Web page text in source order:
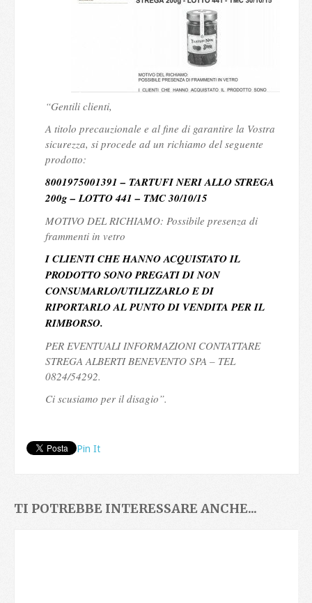
“Gentili clienti,
A titolo precauzionale e al fine di garantire la Vostra
sicurezza, si procede ad un richiamo del seguente
prodotto:
8001975001391 – TARTUFI NERI ALLO STREGA
200g – LOTTO 441 – TMC 30/10/15
MOTIVO DEL RICHIAMO: Possibile presenza di
frammenti in vetro
I CLIENTI CHE HANNO ACQUISTATO IL
PRODOTTO SONO PREGATI DI NON
CONSUMARLO/UTILIZZARLO E DI
RIPORTARLO AL PUNTO DI VENDITA PER IL
RIMBORSO.
PER EVENTUALI INFORMAZIONI CONTATTARE
STREGA ALBERTI BENEVENTO SPA – TEL
0824/54292.
Ci scusiamo per il disagio”.
Pin It
TI POTREBBE INTERESSARE ANCHE...